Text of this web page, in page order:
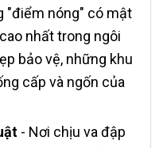
"điểm nóng" có mật
nhất trong ngôi
bảo vệ, những khu
cấp và ngốn của
- Nơi chịu va đập